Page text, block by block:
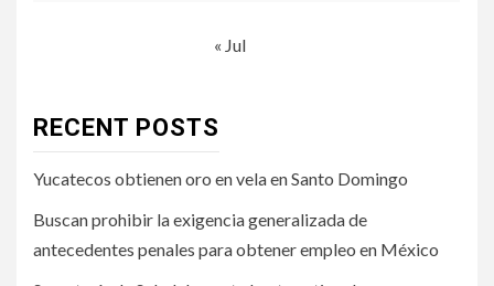
« Jul
RECENT POSTS
Yucatecos obtienen oro en vela en Santo Domingo
Buscan prohibir la exigencia generalizada de
antecedentes penales para obtener empleo en México